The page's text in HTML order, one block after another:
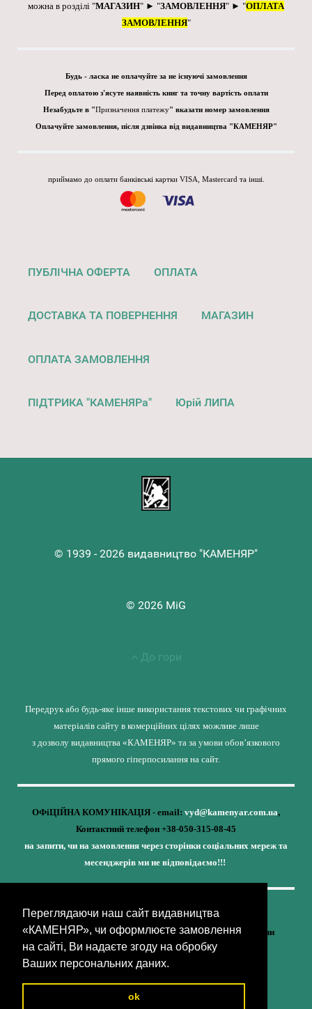
Переглядаючи наш сайт видавництва
«КАМЕНЯР», чи оформлюєте замовлення
на сайті, Ви надаєте згоду на обробку
Ваших персональних даних.
ok
можна в розділі "МАГАЗИН" ► "ЗАМОВЛЕННЯ" ► "ОПЛАТА
ЗАМОВЛЕННЯ"
Будь - ласка не оплачуйте за не існуючі замовлення
Перед оплатою з'ясуте наявність книг та точну вартість оплати
Незабудьте в "Призначення платежу" вказати номер замовлення
Оплачуйте замовлення, після дзвінка від видавництва "КАМЕНЯР"
приймамо до оплати банківські картки VISA, Mastercard та інші.
ПУБЛІЧНА ОФЕРТА ОПЛАТА
ДОСТАВКА ТА ПОВЕРНЕННЯ МАГАЗИН
ОПЛАТА ЗАМОВЛЕННЯ
ПІДТРИКА "КАМЕНЯРа" Юрій ЛИПА
© 1939 - 2026 видавництво "КАМЕНЯР"
© 2026 MiG
До гори
Передрук або будь-яке інше використання текстових чи графічних
матеріалів сайту в комерційних цілях можливе лише
з дозволу видавництва «КАМЕНЯР» та за умови обов’язкового
прямого гіперпосилання на сайт.
ОФіЦІЙНА КОМУНІКАЦІЯ - email: vyd@kamenyar.com.ua,
Контактний телефон +38-050-315-08-45
на запити, чи на замовлення через сторінки соціальних мереж та
месенджерів ми не відповідаємо!!!
Кожне наше видання - це внесок у спротив,
у збереження ідентичності та неминучу перемогу України
(видавництво «КАМЕНЯР»)